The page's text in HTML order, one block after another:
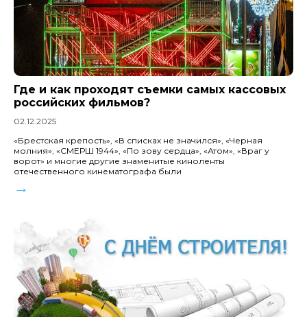
Где и как проходят съемки самых кассовых
российских фильмов?
02.12.2025
«Брестская крепость», «В списках не значился», «Черная
молния», «СМЕРШ 1944», «По зову сердца», «Атом», «Враг у
ворот» и многие другие знаменитые киноленты
отечественного кинематографа были
→